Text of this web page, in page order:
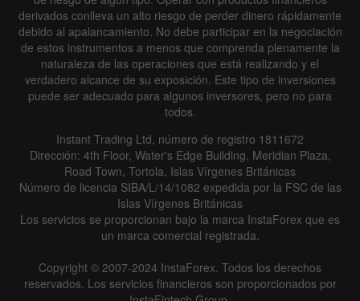
derivados conlleva un alto riesgo de perder dinero rápidamente
debido al apalancamiento. No debe participar en la negociación
de estos instrumentos a menos que comprenda plenamente la
naturaleza de las operaciones que está realizando y el
verdadero alcance de su exposición. Este tipo de inversiones
puede ser adecuado para algunos inversores, pero no para
todos.
Instant Trading Ltd, número de registro 1811672
Dirección: 4th Floor, Water's Edge Building, Meridian Plaza,
Road Town, Tortola, Islas Vírgenes Británicas
Número de licencia SIBA/L/14/1082 expedida por la FSC de las
Islas Vírgenes Británicas
Los servicios se proporcionan bajo la marca InstaForex que es
un marca comercial registrada.
Copyright © 2007-2024 InstaForex. Todos los derechos
reservados. Los servicios financieros son proporcionados por